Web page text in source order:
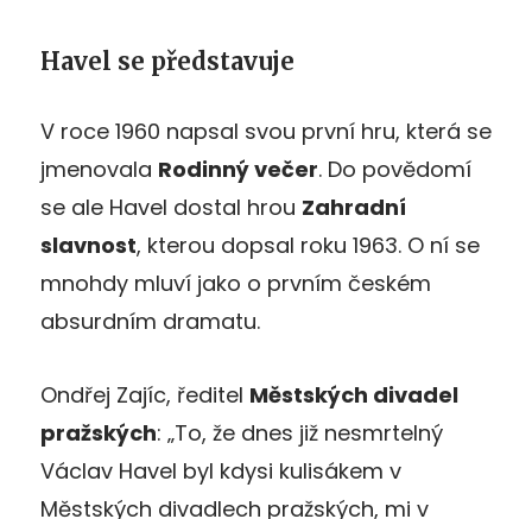
Havel se představuje
V roce 1960 napsal svou první hru, která se
jmenovala Rodinný večer. Do povědomí
se ale Havel dostal hrou Zahradní
slavnost, kterou dopsal roku 1963. O ní se
mnohdy mluví jako o prvním českém
absurdním dramatu.
Ondřej Zajíc, ředitel Městských divadel
pražských: „To, že dnes již nesmrtelný
Václav Havel byl kdysi kulisákem v
Městských divadlech pražských, mi v